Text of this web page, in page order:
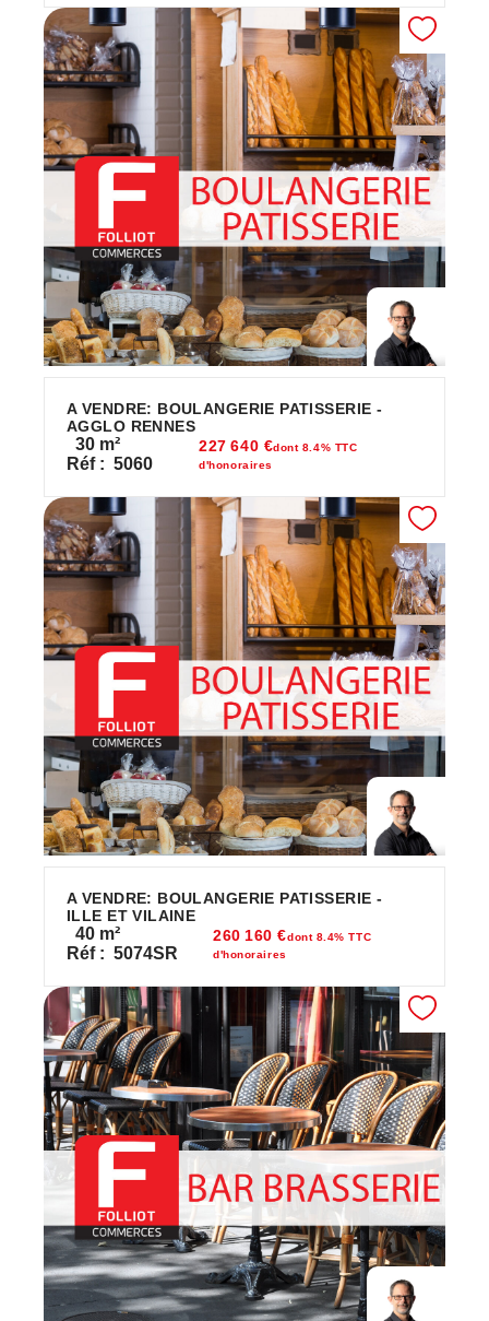
A VENDRE: BOULANGERIE PATISSERIE -
AGGLO RENNES
30 m²
Réf : 5060
227 640 €dont 8.4% TTC
d'honoraires
A VENDRE: BOULANGERIE PATISSERIE -
ILLE ET VILAINE
40 m²
Réf : 5074SR
260 160 €dont 8.4% TTC
d'honoraires